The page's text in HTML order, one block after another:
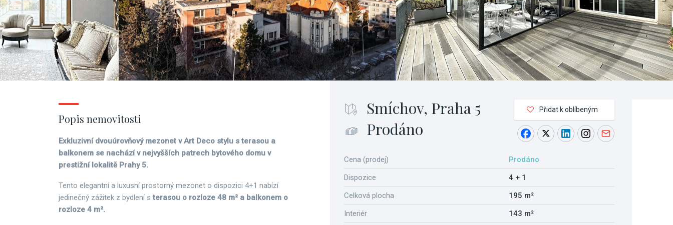
Smíchov, Praha 5
Prodáno
Přidat k oblíbeným
Cena (prodej)
Prodáno
Dispozice
4 + 1
Celková plocha
195 m²
Interiér
143 m²
Popis nemovitosti
Exkluzivní dvouúrovňový mezonet v Art Deco stylu s terasou a
balkonem se nachází v nejvyšších patrech bytového domu v
prestižní lokalitě Prahy 5.
Tento elegantní a luxusní prostorný mezonet o dispozici 4+1 nabízí
jedinečný zážitek z bydlení s terasou o rozloze 48 m² a balkonem o
rozloze 4 m².